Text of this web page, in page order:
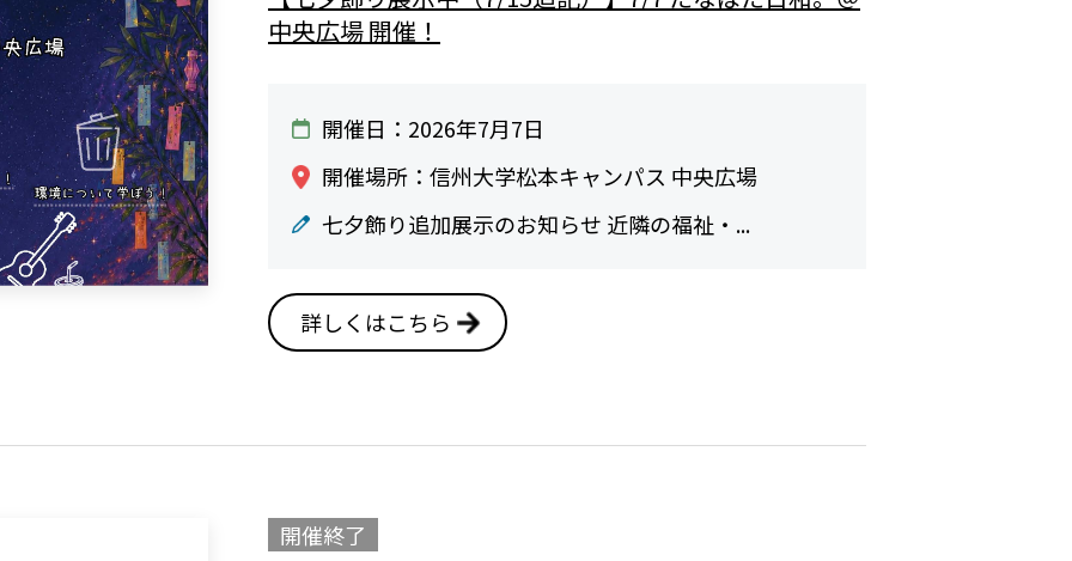
中央広場 開催！
開催日：2026年7月7日
開催場所：信州大学松本キャンパス 中央広場
七夕飾り追加展示のお知らせ 近隣の福祉・...
詳しくはこちら
開催終了